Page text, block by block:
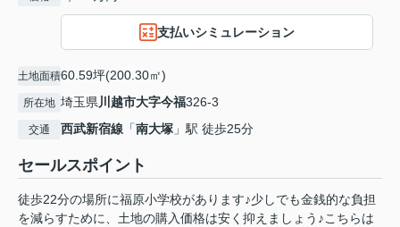
支払いシミュレーション
土地面積60.59坪(200.30㎡)
所在地 埼玉県川越市大字今福326-3
交通 西武新宿線 「南大塚 」駅 徒歩25分
セールスポイント
徒歩22分の場所に福原小学校があります♪少しでも金銭的な負担
を減らすために、土地の購入価格は安く抑えましょう♪こちらは